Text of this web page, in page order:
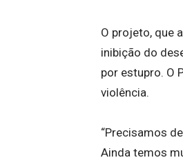
O projeto, que
inibição do
por estupro. O
violência.
“Precisamos
Ainda temos